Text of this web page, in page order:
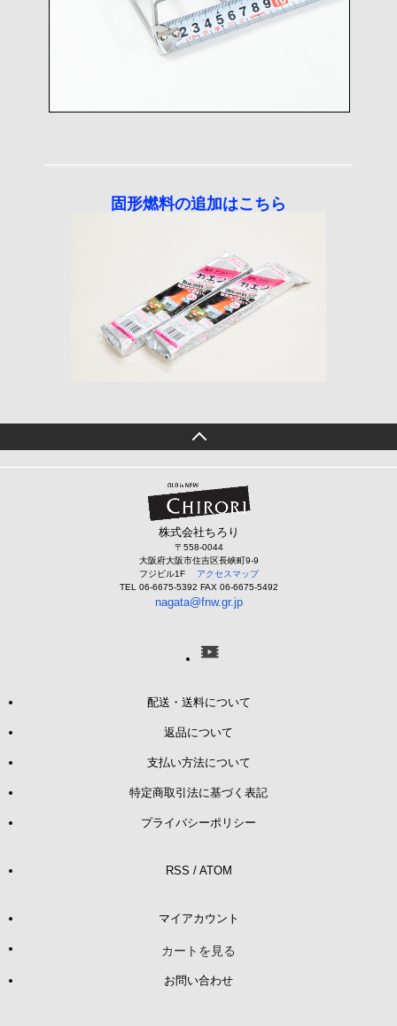
固形燃料の追加はこちら
株式会社ちろり
〒558-0044
大阪府大阪市住吉区長峡町9-9
フジビル1F
アクセスマップ
TEL 06-6675-5392 FAX 06-6675-5492
nagata@fnw.gr.jp
配送・送料について
返品について
支払い方法について
特定商取引法に基づく表記
プライバシーポリシー
RSS / ATOM
マイアカウント
カートを見る
お問い合わせ